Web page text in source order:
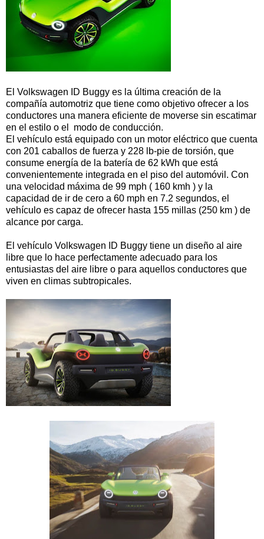
El Volkswagen ID Buggy es la última creación de la
compañía automotriz que tiene como objetivo ofrecer a los
conductores una manera eficiente de moverse sin escatimar
en el estilo o el modo de conducción.
El vehículo está equipado con un motor eléctrico que cuenta
con 201 caballos de fuerza y ​​228 lb-pie de torsión, que
consume energía de la batería de 62 kWh que está
convenientemente integrada en el piso del automóvil. Con
una velocidad máxima de 99 mph ( 160 kmh ) y la
capacidad de ir de cero a 60 mph en 7.2 segundos, el
vehículo es capaz de ofrecer hasta 155 millas (250 km ) de
alcance por carga.
El vehículo Volkswagen ID Buggy tiene un diseño al aire
libre que lo hace perfectamente adecuado para los
entusiastas del aire libre o para aquellos conductores que
viven en climas subtropicales.